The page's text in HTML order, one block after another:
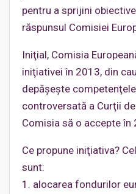
pentru a sprijini
răspunsul Comisiei
Iniţial, Comisia
iniţiativei în 2013, din
depăşeşte
controversată a Curţii
Comisia să o accepte în
Ce propune iniţiativa?
sunt:
1. alocarea fondurilor